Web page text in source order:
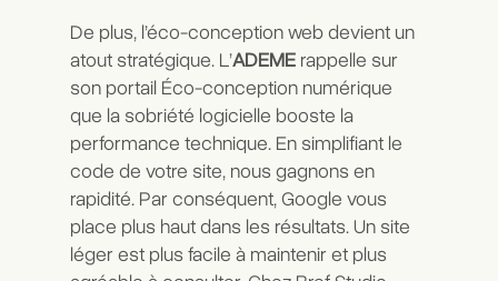
De plus, l’éco-conception web devient un
atout stratégique. L’ADEMErappelle sur
son portail Éco-conception numérique
que la sobriété logicielle booste la
performance technique. En simplifiant le
code de votre site, nous gagnons en
rapidité. Par conséquent, Google vous
place plus haut dans les résultats. Un site
léger est plus facile à maintenir et plus